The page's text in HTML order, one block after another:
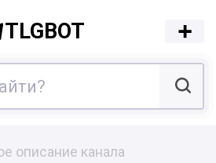
TLGBOT
описание канала